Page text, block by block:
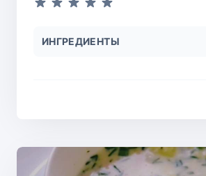
ИНГРЕДИЕНТЫ